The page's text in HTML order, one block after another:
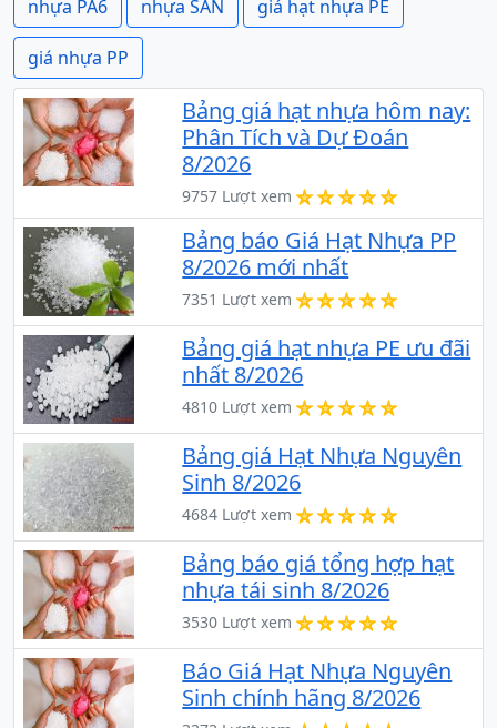
nhựa PA6 nhựa SAN giá hạt nhựa PE
giá nhựa PP
Bảng giá hạt nhựa hôm nay:
Phân Tích và Dự Đoán
8/2026
9757 Lượt xem
Bảng báo Giá Hạt Nhựa PP
8/2026 mới nhất
7351 Lượt xem
Bảng giá hạt nhựa PE ưu đãi
nhất 8/2026
4810 Lượt xem
Bảng giá Hạt Nhựa Nguyên
Sinh 8/2026
4684 Lượt xem
Bảng báo giá tổng hợp hạt
nhựa tái sinh 8/2026
3530 Lượt xem
Báo Giá Hạt Nhựa Nguyên
Sinh chính hãng 8/2026